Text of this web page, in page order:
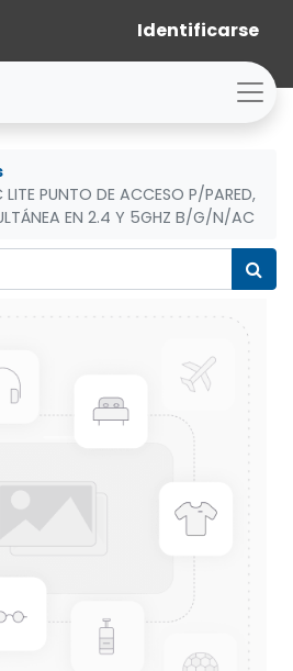
Identificarse
PUNTO DE ACCESO P/PARED,
EN 2.4 Y 5GHZ B/G/N/AC